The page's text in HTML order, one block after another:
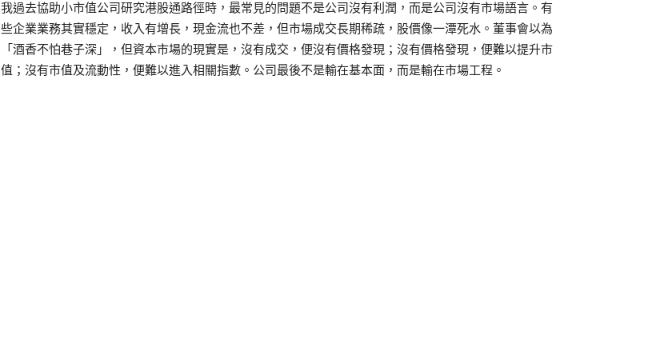
我過去協助小市值公司研究港股通路徑時，最常見的問題不是公司沒有利潤，而是公司沒有市場語言。有
些企業業務其實穩定，收入有增長，現金流也不差，但市場成交長期稀疏，股價像一潭死水。董事會以為
「酒香不怕巷子深」，但資本市場的現實是，沒有成交，便沒有價格發現；沒有價格發現，便難以提升市
值；沒有市值及流動性，便難以進入相關指數。公司最後不是輸在基本面，而是輸在市場工程。